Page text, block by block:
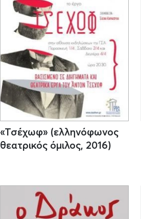
«Τσέχωφ» (ελληνόφωνος
θεατρικός όμιλος, 2016)